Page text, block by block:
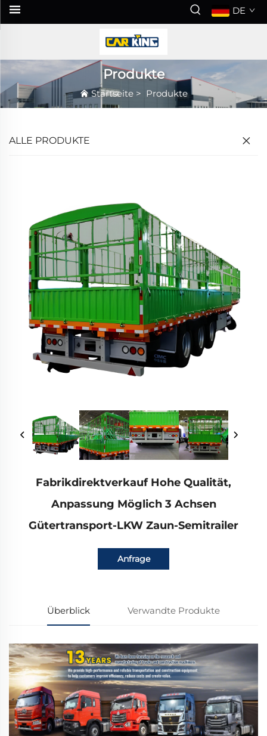
DE
Produkte
Startseite> Produkte
ALLE PRODUKTE
Fabrikdirektverkauf Hohe Qualität,
Anpassung Möglich 3 Achsen
Gütertransport-LKW Zaun-Semitrailer
Anfrage
Überblick Verwandte Produkte